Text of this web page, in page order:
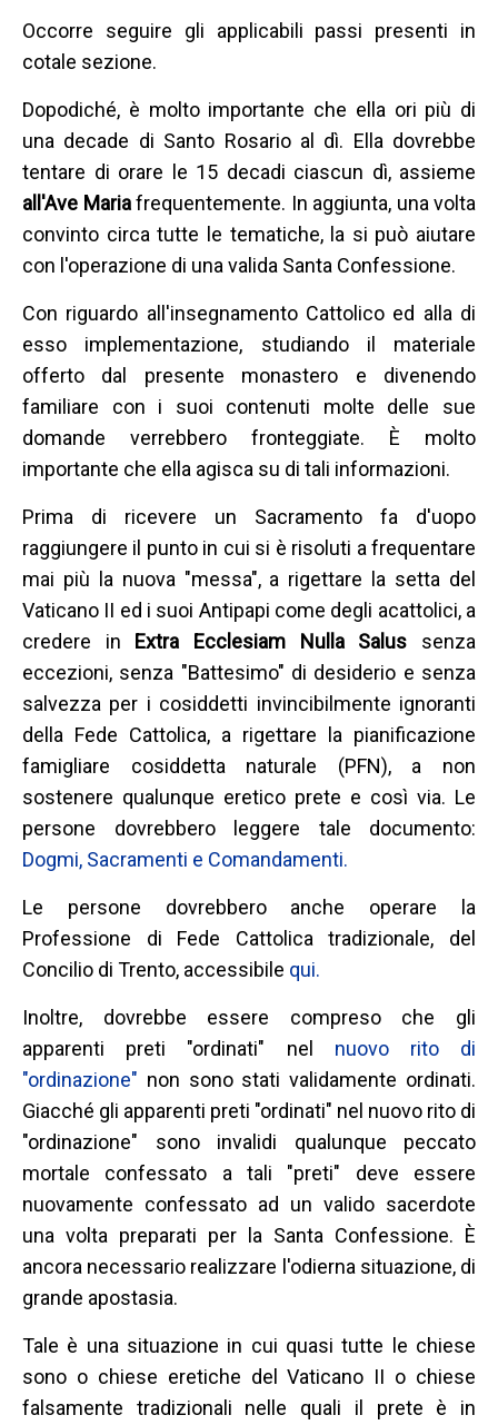
Occorre seguire gli applicabili passi presenti in
cotale sezione.
Dopodiché, è molto importante che ella ori più di
una decade di Santo Rosario al dì. Ella dovrebbe
tentare di orare le 15 decadi ciascun dì, assieme
all'Ave Mariafrequentemente. In aggiunta, una volta
convinto circa tutte le tematiche, la si può aiutare
con l'operazione di una valida Santa Confessione.
Con riguardo all'insegnamento Cattolico ed alla di
esso implementazione, studiando il materiale
offerto dal presente monastero e divenendo
familiare con i suoi contenuti molte delle sue
domande verrebbero fronteggiate. È molto
importante che ella agisca su di tali informazioni.
Prima di ricevere un Sacramento fa d'uopo
raggiungere il punto in cui si è risoluti a frequentare
mai più la nuova "messa", a rigettare la setta del
Vaticano II ed i suoi Antipapi come degli acattolici, a
credere in Extra Ecclesiam Nulla Salus senza
eccezioni, senza "Battesimo" di desiderio e senza
salvezza per i cosiddetti invincibilmente ignoranti
della Fede Cattolica, a rigettare la pianificazione
famigliare cosiddetta naturale (PFN), a non
sostenere qualunque eretico prete e così via. Le
persone dovrebbero leggere tale documento:
Dogmi, Sacramenti e Comandamenti.
Le persone dovrebbero anche operare la
Professione di Fede Cattolica tradizionale, del
Concilio di Trento, accessibile qui.
Inoltre, dovrebbe essere compreso che gli
apparenti preti "ordinati" nel nuovo rito di
"ordinazione" non sono stati validamente ordinati.
Giacché gli apparenti preti "ordinati" nel nuovo rito di
"ordinazione" sono invalidi qualunque peccato
mortale confessato a tali "preti" deve essere
nuovamente confessato ad un valido sacerdote
una volta preparati per la Santa Confessione. È
ancora necessario realizzare l'odierna situazione, di
grande apostasia.
Tale è una situazione in cui quasi tutte le chiese
sono o chiese eretiche del Vaticano II o chiese
falsamente tradizionali nelle quali il prete è in